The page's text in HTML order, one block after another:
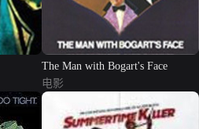
The Man with Bogart's Face
电影